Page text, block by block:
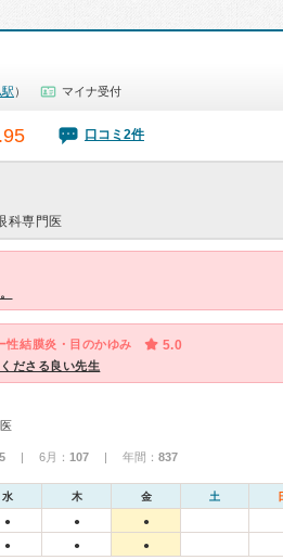
） マイナ受付
口コミ2件
科専門医
性結膜炎・目のかゆみ 5.0
ださる良い先生
| 6月： 107 | 年間： 837
水 木 金 土
● ● ●
● ● ●